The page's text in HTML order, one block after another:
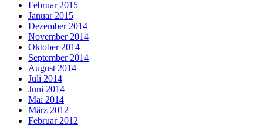
Februar 2015
Januar 2015
Dezember 2014
November 2014
Oktober 2014
September 2014
August 2014
Juli 2014
Juni 2014
Mai 2014
März 2012
Februar 2012